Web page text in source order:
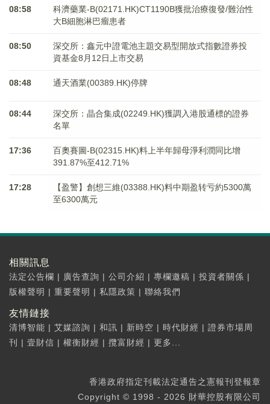
08:58
科濟藥業-B(02171.HK)CT1190B獲批治療復發/難治性
大B細胞淋巴瘤患者
08:50
深交所：鑫元中證電池主題交易型開放式指數證券投
資基金8月12日上市交易
08:48 通天酒業(00389.HK)停牌
08:44
深交所：晶合集成(02249.HK)獲調入港股通標的證券
名單
17:36
百奧賽圖-B(02315.HK)料上半年歸母淨利潤同比增
391.87%至412.71%
17:28
【盈警】創想三維(03388.HK)料中期盈转亏約5300萬
至6300萬元
相關訊息
法定公告欄 | 廣告查詢 | 公司介紹 | 專欄邀稿 | 投資者關係 |
版權聲明 | 重要聲明 | 私隱政策 | 聯絡我們
友情鏈接
清博智能 | 艾媒諮詢 | 和訊 | 新時空 | 時代財經 | 證券市場周
刊
| 壹財信 | 權衡財經 | 攬富財經 | 更多...
香港政府指定刊載法定通告之憲報刊登報章
Copyright © 1998 - 2026 財華控股有限公司